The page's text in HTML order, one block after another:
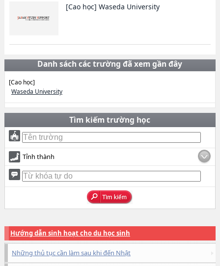
[Cao học] Waseda University
Danh sách các trường đã xem gần đây
[Cao học]
Waseda University
Tìm kiếm trường học
Tỉnh thành
Hướng dẫn sinh hoạt cho du học sinh
Những thủ tục cần làm sau khi đến Nhật